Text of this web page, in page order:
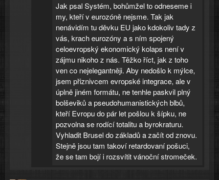
Jak psal Systém, bohůmžel to odneseme i
my, kteří v eurozóně nejsme. Tak jak
nenávidím tu děvku EU jako kdokoliv tady z
vás, krach eurozóny a s ním spojený
celoevropský ekonomický kolaps není v
zájmu nikoho z nás. Těžko říct, jak z toho
ven co nejelegantněji. Aby nedošlo k mýlce,
jsem přiznivcem evropské integrace, ale v
úplně jiném formátu, ne tenhle paskvil plný
bolševiků a pseudohumanistických blbů,
kteří Evropu do pár let pošlou k šípku, ne
pozvolna se rodící totalitu a byrokraturu.
Vyhladit Brusel do základů a začít od znovu.
Stejně jsou tam takoví retardovaní pošuci,
že se tam bojí i rozsvítit vánoční stromeček.